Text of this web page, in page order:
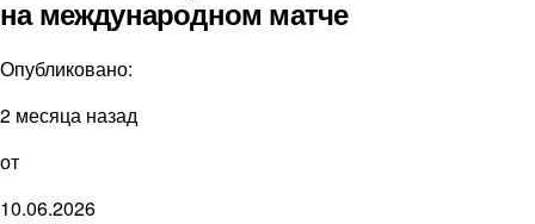
на международном матче
Опубликовано:
2 месяца назад
от
10.06.2026